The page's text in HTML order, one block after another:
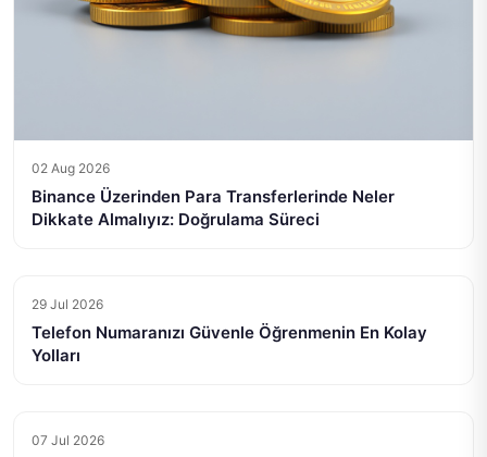
02 Aug 2026
Binance Üzerinden Para Transferlerinde Neler
Dikkate Almalıyız: Doğrulama Süreci
29 Jul 2026
Telefon Numaranızı Güvenle Öğrenmenin En Kolay
Yolları
07 Jul 2026